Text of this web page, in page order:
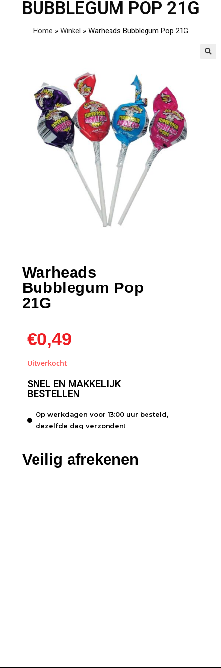
BUBBLEGUM POP 21G
Home » Winkel » Warheads Bubblegum Pop 21G
Warheads
Bubblegum Pop
21G
€0,49
Uitverkocht
SNEL EN MAKKELIJK
BESTELLEN
Op werkdagen voor 13:00 uur besteld,
dezelfde dag verzonden!
Veilig afrekenen